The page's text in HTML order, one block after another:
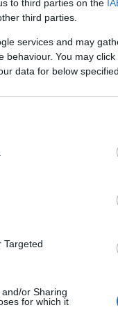
to third parties on the
third parties.
services and may
behaviour. You may
data for below
Targeted
or Sharing
for which it
un importo
il
infatti,